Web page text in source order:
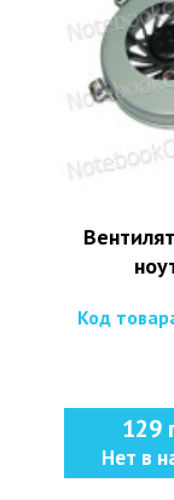
Код
129
Нет в